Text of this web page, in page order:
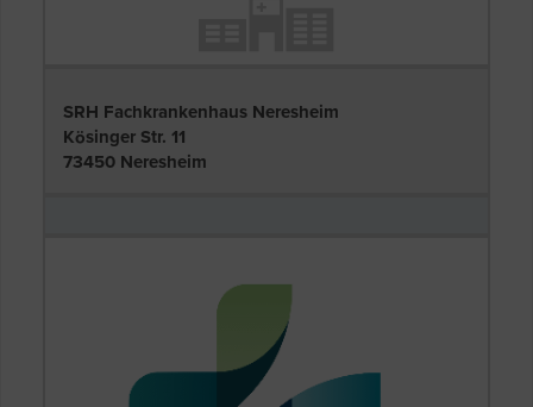
SRH Fachkrankenhaus Neresheim
Kösinger Str. 11
73450 Neresheim